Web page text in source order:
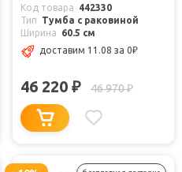
Код товара
442330
Тип
Тумба с раковиной
Ширина
60.5 см
доставим 11.08 за 0₽
46 220 ₽ 46 970₽